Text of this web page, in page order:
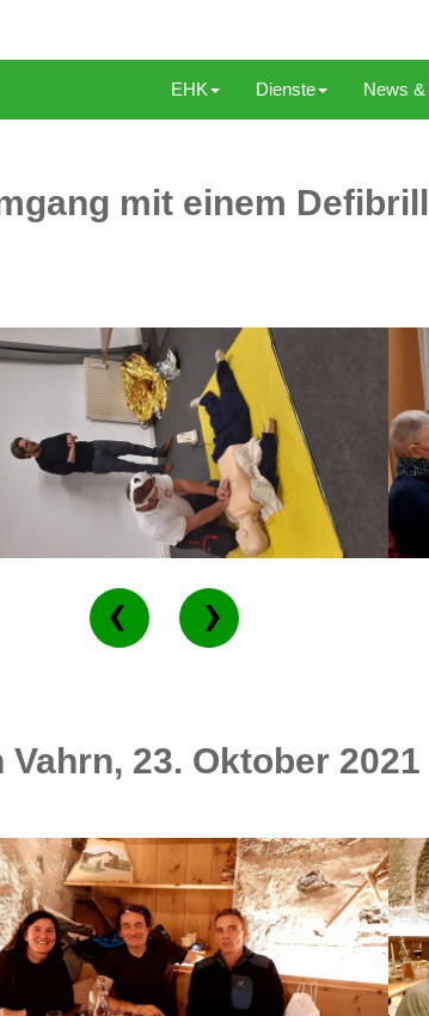
EHK Dienste News &
mit einem
23. Oktober 2021